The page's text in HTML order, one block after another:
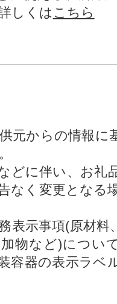
しくは こちら
元からの情報に
どに伴い、お礼
なく変更となる
表示事項(原材料
物など)につい
容器の表示ラベ